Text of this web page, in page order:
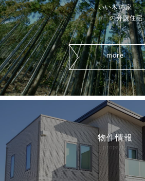
いい木の家
iiwoodの分譲住宅
more
物件情報
property